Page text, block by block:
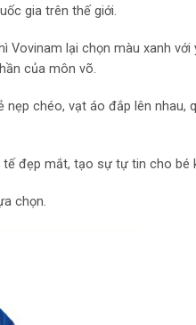
gia trên thế giới.
lại chọn màu xanh
của môn võ.
chéo, vạt áo đắp lên nhau,
đẹp mắt, tạo sự tự tin cho bé
chọn.